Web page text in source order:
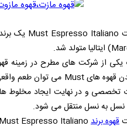
Must Espresso Italiano یک
ایتالیا متولد شد.
یکی از شرکت های مطرح در زمینه
قهوه هایMust می توان طعم
تخصصی و در نهایت ایجاد مخلوط
نسل به نسل منتقل می شود.
قهوه برند Espresso Italiano